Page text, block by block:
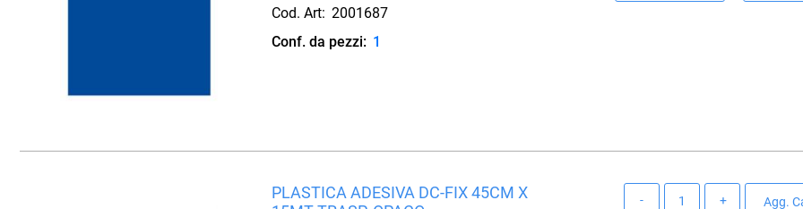
Cod. Art: 2001687
Conf. da pezzi: 1
PLASTICA ADESIVA DC-FIX 45CM X
Agg.